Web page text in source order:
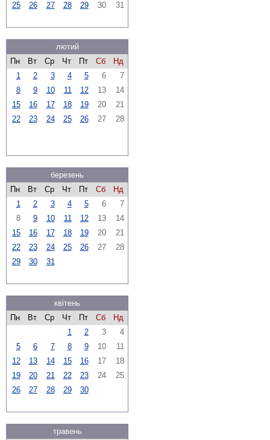
25
26 27 28 29 30 31
лютий
Пн
Вт Ср Чт Пт Сб
Нд
1
2 3 4 5 6
7
8
9 10 11 12 13
14
15
16 17 18 19 20
21
22
23 24 25 26 27 28
березень
Пн
Вт Ср Чт Пт Сб
Нд
1
2 3 4 5 6
7
8
9 10 11 12 13
14
15
16 17 18 19 20
21
22
23 24 25 26 27
28
29
30 31
квітень
Пн
Вт Ср Чт Пт Сб
Нд
1
2 3
4
5
6 7 8 9 10
11
12
13 14 15 16 17
18
19
20 21 22 23 24
25
26
27 28 29 30
травень